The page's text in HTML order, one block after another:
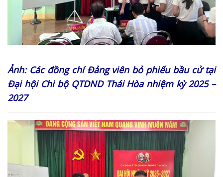
Ảnh: Các đồng chí Đảng viên bỏ phiếu bầu cử tại
Đại hội Chi bộ QTDND Thái Hòa nhiệm kỳ 2025 –
2027